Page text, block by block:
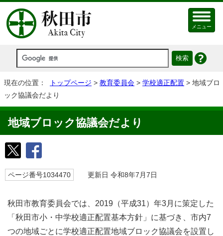
メニュー
現在の位置： トップページ > 教育委員会 > 学校適正配置 > 地域ブロ
ック協議会だより
地域ブロック協議会だより
ページ番号1034470 更新日 令和8年7月7日
秋田市教育委員会では、2019（平成31）年3月に策定した
「秋田市小・中学校適正配置基本方針」に基づき、市内7
つの地域ごとに学校適正配置地域ブロック協議会を設置し